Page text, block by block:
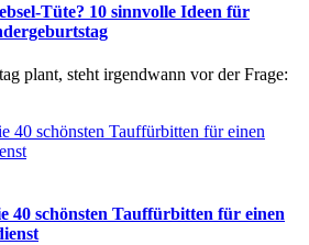
Tüte? 10 sinnvolle Ideen für
plant, steht irgendwann vor der Frage:
40 schönsten Tauffürbitten für einen